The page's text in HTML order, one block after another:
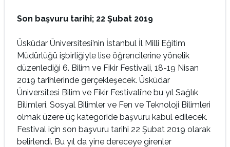
Son başvuru tarihi; 22 Şubat 2019
Üsküdar Üniversitesi’nin İstanbul İl Milli Eğitim
Müdürlüğü işbirliğiyle lise öğrencilerine yönelik
düzenlediği 6. Bilim ve Fikir Festivali, 18-19 Nisan
2019 tarihlerinde gerçekleşecek. Üsküdar
Üniversitesi Bilim ve Fikir Festivali’ne bu yıl Sağlık
Bilimleri, Sosyal Bilimler ve Fen ve Teknoloji Bilimleri
olmak üzere üç kategoride başvuru kabul edilecek.
Festival için son başvuru tarihi 22 Şubat 2019 olarak
belirlendi. Bu yıl da yine dereceye girenler